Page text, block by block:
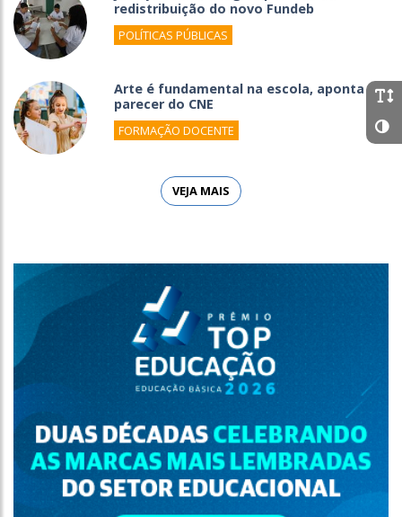
redistribuição do novo Fundeb
POLÍTICAS PÚBLICAS
Arte é fundamental na escola, aponta
parecer do CNE
FORMAÇÃO DOCENTE
VEJA MAIS